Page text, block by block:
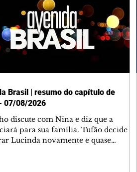
Brasil | resumo do capítulo de
07/08/2026
discute com Nina e diz que a
para sua família. Tufão decide
Lucinda novamente e quase